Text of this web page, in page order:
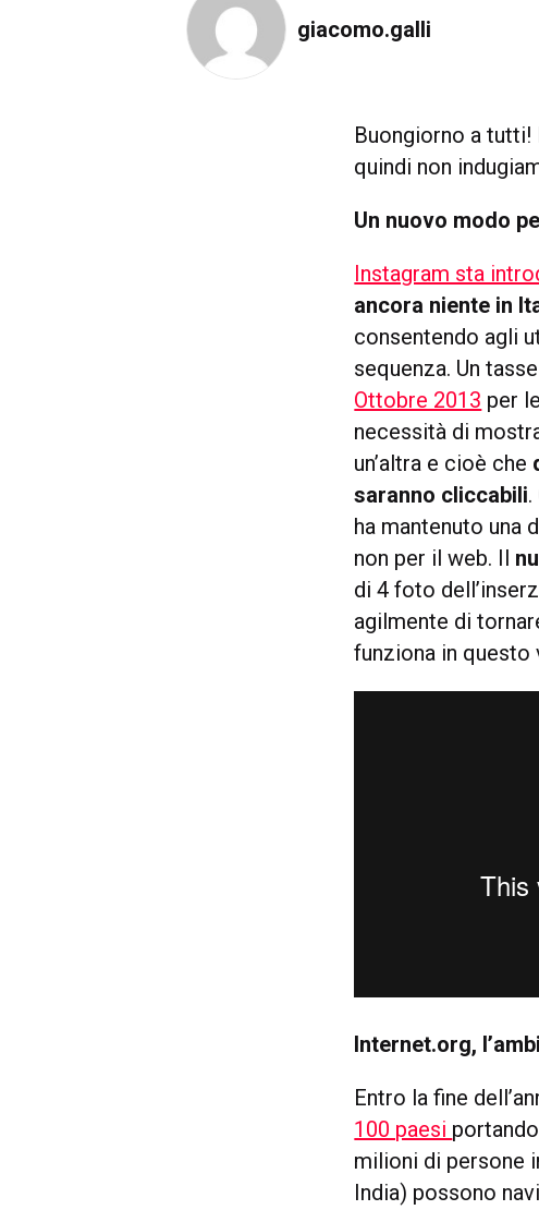
giacomo.galli
Buongiorno a
quindi non
Un nuovo modo
Instagram sta
ancora niente in
consentendo agli
sequenza. Un
Ottobre 2013 per
necessità di
un’altra e cioè che
saranno cliccabili
ha mantenuto una
non per il web. Il
di 4 foto
agilmente di
funziona in questo
Internet.org,
Entro la fine
100 paesi
milioni di persone
India) possono